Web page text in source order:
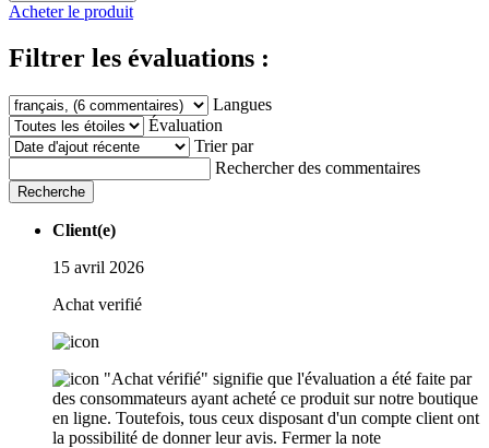
Acheter le produit
Filtrer les évaluations :
Langues
Évaluation
Trier par
Rechercher des commentaires
Recherche
Client(e)
15 avril 2026
Achat verifié
"Achat vérifié" signifie que l'évaluation a été faite par
des consommateurs ayant acheté ce produit sur notre boutique
en ligne. Toutefois, tous ceux disposant d'un compte client ont
la possibilité de donner leur avis. Fermer la note